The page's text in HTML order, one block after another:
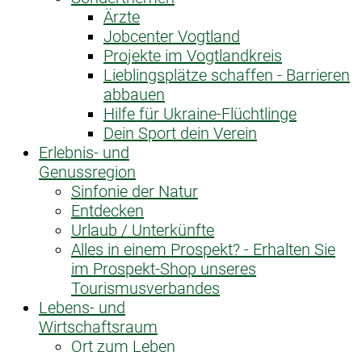
Ärzte
Jobcenter Vogtland
Projekte im Vogtlandkreis
Lieblingsplätze schaffen - Barrieren
abbauen
Hilfe für Ukraine-Flüchtlinge
Dein Sport dein Verein
Erlebnis- und
Genussregion
Sinfonie der Natur
Entdecken
Urlaub / Unterkünfte
Alles in einem Prospekt? - Erhalten Sie
im Prospekt-Shop unseres
Tourismusverbandes
Lebens- und
Wirtschaftsraum
Ort zum Leben